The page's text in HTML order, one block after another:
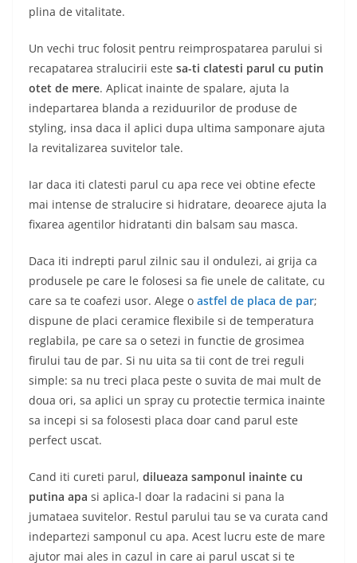
plina de vitalitate.
Un vechi truc folosit pentru reimprospatarea parului si
recapatarea stralucirii este sa-ti clatesti parul cu putin
otet de mere. Aplicat inainte de spalare, ajuta la
indepartarea blanda a reziduurilor de produse de
styling, insa daca il aplici dupa ultima samponare ajuta
la revitalizarea suvitelor tale.
Iar daca iti clatesti parul cu apa rece vei obtine efecte
mai intense de stralucire si hidratare, deoarece ajuta la
fixarea agentilor hidratanti din balsam sau masca.
Daca iti indrepti parul zilnic sau il ondulezi, ai grija ca
produsele pe care le folosesi sa fie unele de calitate, cu
care sa te coafezi usor. Alege o astfel de placa de par;
dispune de placi ceramice flexibile si de temperatura
reglabila, pe care sa o setezi in functie de grosimea
firului tau de par. Si nu uita sa tii cont de trei reguli
simple: sa nu treci placa peste o suvita de mai mult de
doua ori, sa aplici un spray cu protectie termica inainte
sa incepi si sa folosesti placa doar cand parul este
perfect uscat.
Cand iti cureti parul, dilueaza samponul inainte cu
putina apa si aplica-l doar la radacini si pana la
jumataea suvitelor. Restul parului tau se va curata cand
indepartezi samponul cu apa. Acest lucru este de mare
ajutor mai ales in cazul in care ai parul uscat si te